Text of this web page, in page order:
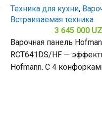
Техника для кухни,
Встраиваемая техника
3 645 000
Варочная панель
RCT641DS/HF —
Hofmann. С 4